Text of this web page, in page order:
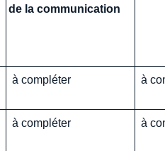
de la communication
à compléter à
à compléter à